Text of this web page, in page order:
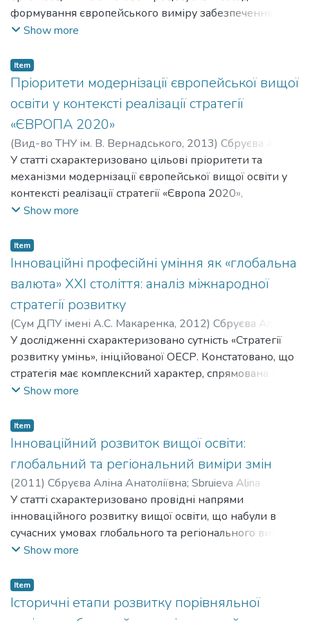
спеціалізаціями), викладачам ЗВО і працівникам
освіти.
освіти, науково-педагогічних працівників,
дослідників, аспірантів, студентів.
формування європейського виміру забезпечення
якості вищої освіти (ЗЯВО) в контексті
етапи формування європейського виміру ЗЯВО та
тенденції його подальшого розвитку.
Схарактеризовано особливості інтернаціоналізації
забезпечення якості вітчизняної системи вищої освіти
та розроблено рекомендацій щодо подальшого
запровадження європейського виміру ЗЯВО в Україні.
Для викладачів, аспірантів, магістрантів, студентів,
широкої педагогічної громади
Show more
Item
Пріоритети модернізації європейської вищої
освіти у контексті реалізації стратегії
«ЄВРОПА 2020»
(Вид-во ТНУ ім. В. Вернадського, 2013) Сбруєва Аліна
Анатоліївна;Sbruieva Alina Anatoliivna
У статті схарактеризовано цільові пріоритети та
механізми модернізації європейської вищої освіти у
контексті реалізації стратегії «Європа 2020»,
проаналізовано змістові особливості новітніх
мають на меті підвищення інноваційного потенціалу
вищої освіти, її конкурентоспроможності на
глобальному ринку освітніх послуг.
Show more
Item
Інноваційні професійні уміння як «глобальна
валюта» ХХІ століття: аналіз міжнародної
стратегії розвитку
(Сум ДПУ імені А.С. Макаренка, 2012) Сбруєва Аліна
Анатоліївна;Sbruieva Alina Anatoliivna
У дослідженні схарактеризовано сутність «Стратегії
розвитку умінь», ініційованої ОЕСР. Констатовано, що
стратегія має комплексний характер, спрямована на
вирішення проблеми формування інноваційних умінь
економічної та освітньої політики, комплексних
державних політичних ініціатив, так і
адміністративних рішень, що приймаються на рівні
окремих виробничих фірм, державних установ та
освітніх організацій.
Show more
Item
Інноваційний розвиток вищої освіти:
глобальний та регіональний виміри змін
(2011) Сбруєва Аліна Анатоліївна; Sbruieva Alina
Anatoliivna
У статті схарактеризовано провідні напрями
інноваційного розвитку вищої освіти, що набули в
сучасних умовах глобального та регіонального вимірів.
Визначено спільні та відмінні риси, що є
щодо умов, за яких інноваційні процеси можуть бути
успішними.
Show more
Item
Історичні етапи розвитку порівняльної